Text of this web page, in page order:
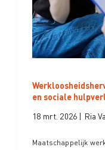
en sociale
18 mrt. 2026 | Ria
Maatschappelijk